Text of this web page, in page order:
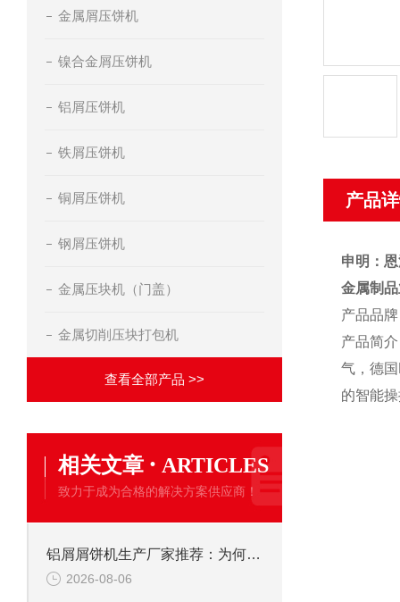
金属屑压饼机
镍合金屑压饼机
铝屑压饼机
铁屑压饼机
铜屑压饼机
钢屑压饼机
金属压块机（门盖）
金属切削压块打包机
查看全部产品 >>
相关文章 · ARTICLES
致力于成为合格的解决方案供应商！
铝屑屑饼机生产厂家推荐：为何恩派特成为金属回收行业的“隐形优选”？
2026-08-06
产品
申明：
金属制
产品品
产品简
气，德
的智能